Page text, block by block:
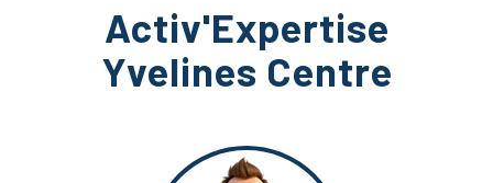
Activ'Expertise
Yvelines Centre